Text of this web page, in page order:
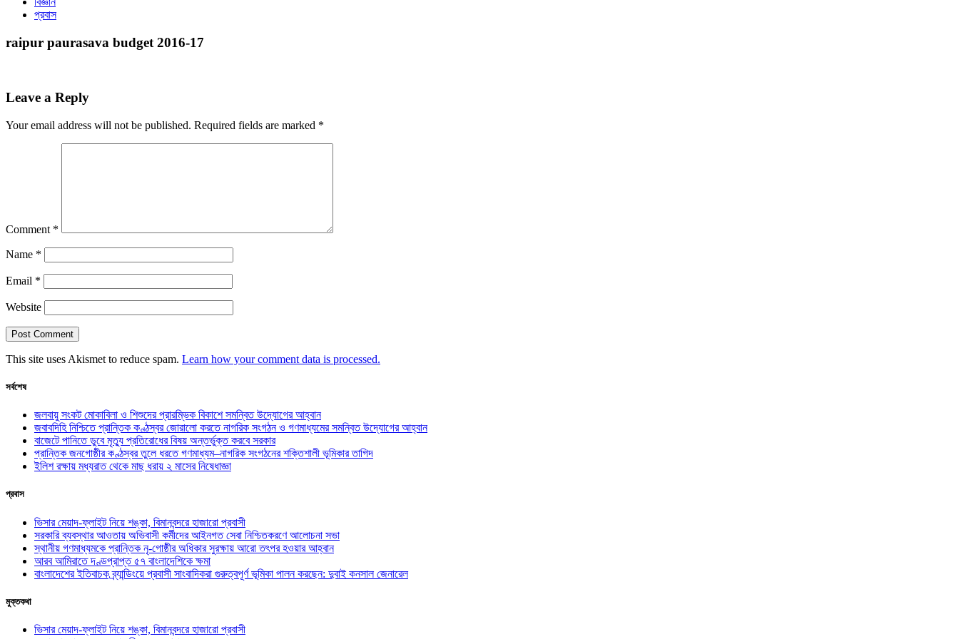
প্রবাস
raipur paurasava budget 2016-17
Leave a Reply
Your email address will not be published. Required fields are marked *
Comment *
Name *
Email *
Website
This site uses Akismet to reduce spam. Learn how your comment data is processed.
সর্বশেষ
জলবায়ু সংকট মোকাবিলা ও শিশুদের প্রারম্ভিক বিকাশে সমন্বিত উদ্যোগের আহ্বান
জবাবদিহি নিশ্চিতে প্রান্তিক কণ্ঠস্বর জোরালো করতে নাগরিক সংগঠন ও গণমাধ্যমের সমন্বিত উদ্যোগের আহ্বান
বাজেটে পানিতে ডুবে মৃত্যু প্রতিরোধের বিষয় অন্তর্ভুক্ত করবে সরকার
প্রান্তিক জনগোষ্ঠীর কণ্ঠস্বর তুলে ধরতে গণমাধ্যম–নাগরিক সংগঠনের শক্তিশালী ভূমিকার তাগিদ
ইলিশ রক্ষায় মধ্যরাত থেকে মাছ ধরায় ২ মাসের নিষেধাজ্ঞা
প্রবাস
ভিসার মেয়াদ-ফ্লাইট নিয়ে শঙ্কা, বিমানবন্দরে হাজারো প্রবাসী
সরকারি ব্যবস্থার আওতায় অভিবাসী কর্মীদের আইনগত সেবা নিশ্চিতকরণে আলোচনা সভা
স্থানীয় গণমাধ্যমকে প্রান্তিক নৃ-গোষ্ঠীর অধিকার সুরক্ষায় আরো তৎপর হওয়ার আহ্বান
আরব আমিরাতে দণ্ডপ্রাপ্ত ৫৭ বাংলাদেশিকে ক্ষমা
বাংলাদেশের ইতিবাচক ব্র্যান্ডিংয়ে প্রবাসী সাংবাদিকরা গুরুত্বপূর্ণ ভূমিকা পালন করছেন: দুবাই কনসাল জেনারেল
মুক্তকথা
ভিসার মেয়াদ-ফ্লাইট নিয়ে শঙ্কা, বিমানবন্দরে হাজারো প্রবাসী